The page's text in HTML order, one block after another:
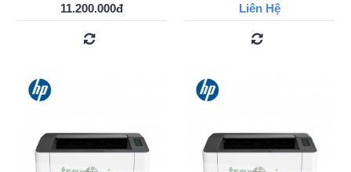
11.200.000đ Liên Hệ